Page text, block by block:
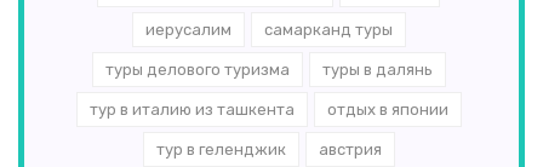
иерусалим самарканд туры
туры делового туризма туры в далянь
тур в италию из ташкента отдых в японии
тур в геленджик австрия